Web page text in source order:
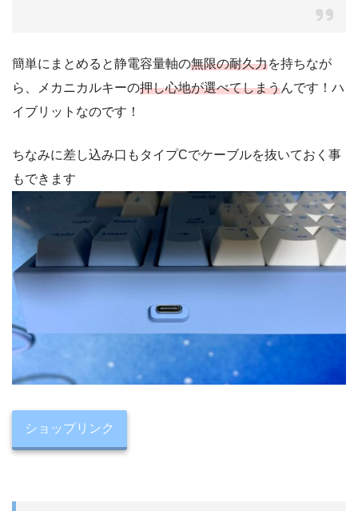
簡単にまとめると静電容量軸の無限の耐久力を持ちなが
ら、メカニカルキーの押し心地が選べてしまうんです！ハ
イブリットなのです！
ちなみに差し込み口もタイプCでケーブルを抜いておく事
もできます
ショップリンク